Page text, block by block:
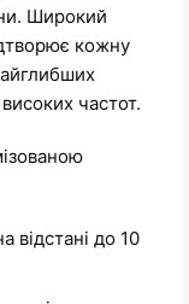
Широкий
кожну
частот.
відстані до 10